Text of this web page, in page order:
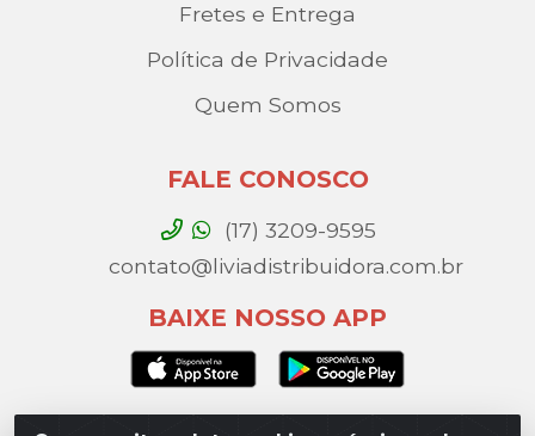
Fretes e Entrega
Política de Privacidade
Quem Somos
FALE CONOSCO
(17) 3209-9595
contato@liviadistribuidora.com.br
BAIXE NOSSO APP